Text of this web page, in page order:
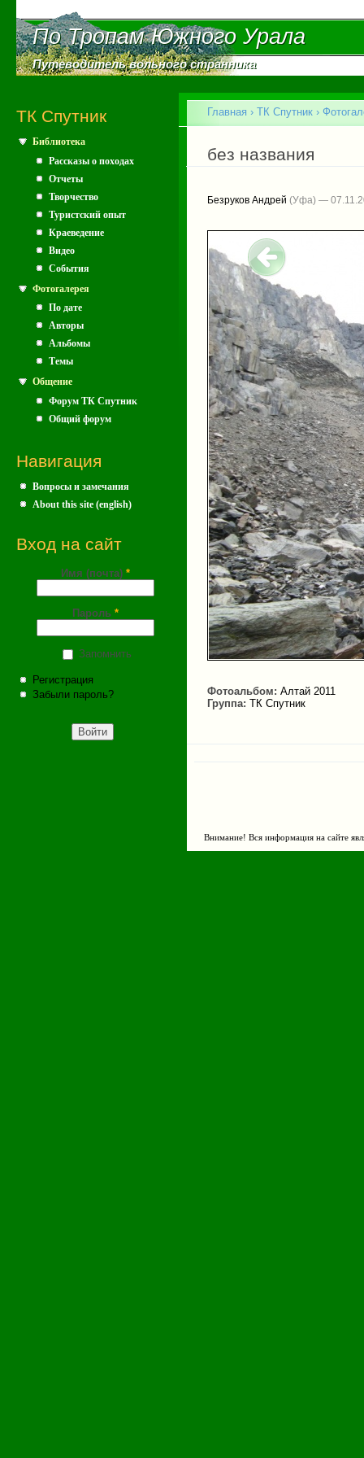
По Тропам Южного Урала
По Тропам Южного Урала
Путеводитель вольного странника
Путеводитель вольного странника
ТК Спутник
Библиотека
Рассказы о походах
Отчеты
Творчество
Туристский опыт
Краеведение
Видео
События
Фотогалерея
По дате
Авторы
Альбомы
Темы
Общение
Форум ТК Спутник
Общий форум
Навигация
Вопросы и замечания
About this site (english)
Вход на сайт
Имя (почта) *
Пароль *
Запомнить
Регистрация
Забыли пароль?
Вы здесь
Главная › ТК Спутник ›
без названия
Безруков Андрей (Уфа) —
Фотоальбом: Алтай 2011
Группа: ТК Спутник
Внимание! Вся информация на сайте